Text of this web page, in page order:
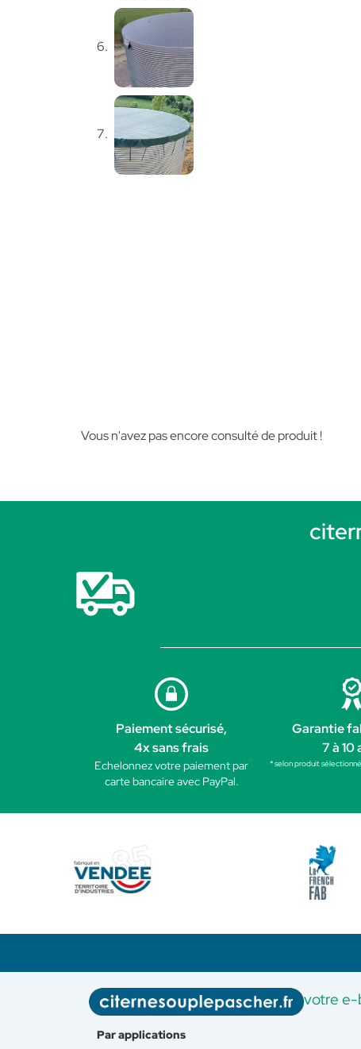
Vous n'avez pas encore consulté de produit !
Paiement sécurisé,
4x sans frais
Echelonnez votre paiement par
carte bancaire avec PayPal.
Garantie
7 à 10
* selon produit sélectionné
votre
Par applications